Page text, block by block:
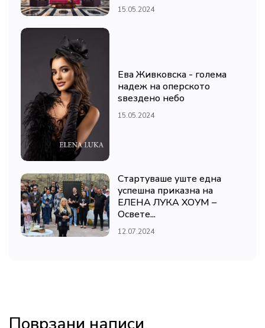
15.05.2024
Ева Живковска - голема
надеж на оперското
ѕвездено небо
15.05.2024
Стартуваше уште една
успешна приказна на
ЕЛЕНА ЛУКА ХОУМ –
Освете...
12.07.2024